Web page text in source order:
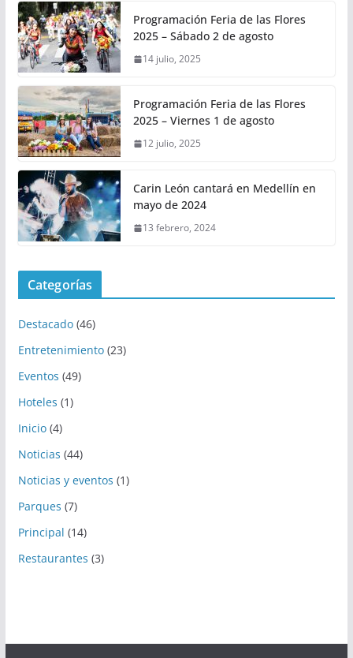
Programación Feria de las Flores
2025 – Sábado 2 de agosto
14 julio, 2025
Programación Feria de las Flores
2025 – Viernes 1 de agosto
12 julio, 2025
Carin León cantará en Medellín en
mayo de 2024
13 febrero, 2024
Categorías
Destacado(46)
Entretenimiento(23)
Eventos (49)
Hoteles (1)
Inicio(4)
Noticias (44)
Noticias y eventos (1)
Parques (7)
Principal (14)
Restaurantes (3)